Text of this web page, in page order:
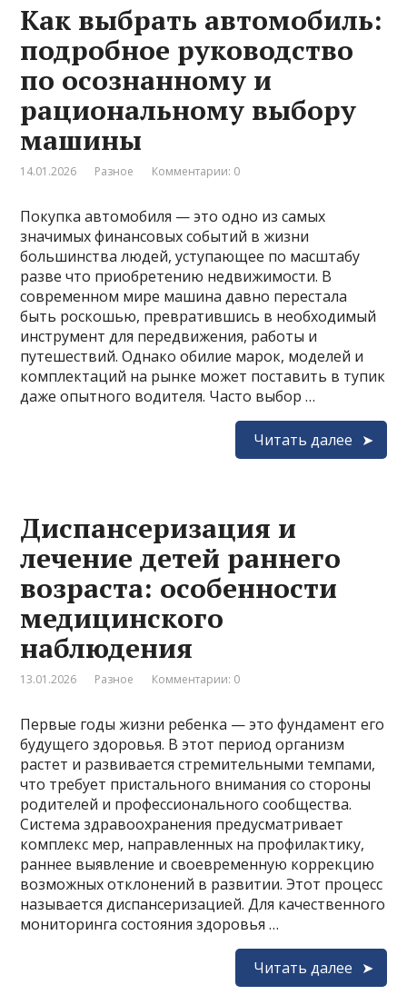
Как выбрать автомобиль:
подробное руководство
по осознанному и
рациональному выбору
машины
14.01.2026 Разное Комментарии: 0
Покупка автомобиля — это одно из самых
значимых финансовых событий в жизни
большинства людей, уступающее по масштабу
разве что приобретению недвижимости. В
современном мире машина давно перестала
быть роскошью, превратившись в необходимый
инструмент для передвижения, работы и
путешествий. Однако обилие марок, моделей и
комплектаций на рынке может поставить в тупик
даже опытного водителя. Часто выбор …
Читать далее
Диспансеризация и
лечение детей раннего
возраста: особенности
медицинского
наблюдения
13.01.2026 Разное Комментарии: 0
Первые годы жизни ребенка — это фундамент его
будущего здоровья. В этот период организм
растет и развивается стремительными темпами,
что требует пристального внимания со стороны
родителей и профессионального сообщества.
Система здравоохранения предусматривает
комплекс мер, направленных на профилактику,
раннее выявление и своевременную коррекцию
возможных отклонений в развитии. Этот процесс
называется диспансеризацией. Для качественного
мониторинга состояния здоровья …
Читать далее